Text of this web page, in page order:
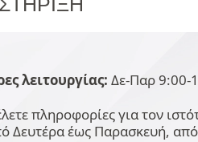
λειτουργίας: Δε-Παρ 9:00-
πληροφορίες για τον
Δευτέρα έως Παρασκευή,